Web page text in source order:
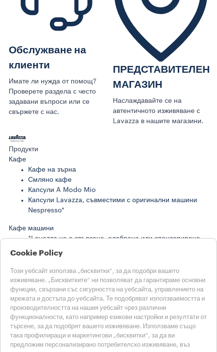
Обслужване на
клиенти
Имате ли нужда от помощ?
Проверете раздела с често
задавани въпроси или се
свържете с нас.
ПРЕДСТАВИТЕЛЕН
МАГАЗИН
Наслаждавайте се на
автентичното изживяване с
Lavazza в нашите магазини.
Продукти
Кафе
Кафе на зърна
Смляно кафе
Капсули A Modo Mio
Капсули Lavazza, съвместими с оригинални машини
Nespresso*
Кафе машини
*Lavazza не е свързана, одобрена или спонсорирана
от Nespresso
**Nescafè®, Dolce Gusto® и Melody I са търговски
марки на трети страни без връзка с Luigi Lavazza
S.p.A.
ИСТОРИИ ОТ LAVAZZA
УСТОЙЧИВОСТ
СВЕТЪТ НА LAVAZZA
Помощ
ЧЗВ
Свържете се с нас
Cookie Policy
Този уебсайт използва „бисквитки“, за да подобри вашето
изживяване. „Бисквитките“ ни позволяват да гарантираме основни
функции, свързани със сигурността на уебсайта, управлението на
мрежата и достъпа до уебсайта. Те подобряват използваемостта и
производителността на нашия уебсайт чрез различни
функционалности, като например езикови настройки и резултати от
търсене, за да подобрят вашето изживяване. Използваме също
така профилиращи и маркетингови „бисквитки“, за да ви
предложим персонализирано потребителско изживяване, въз